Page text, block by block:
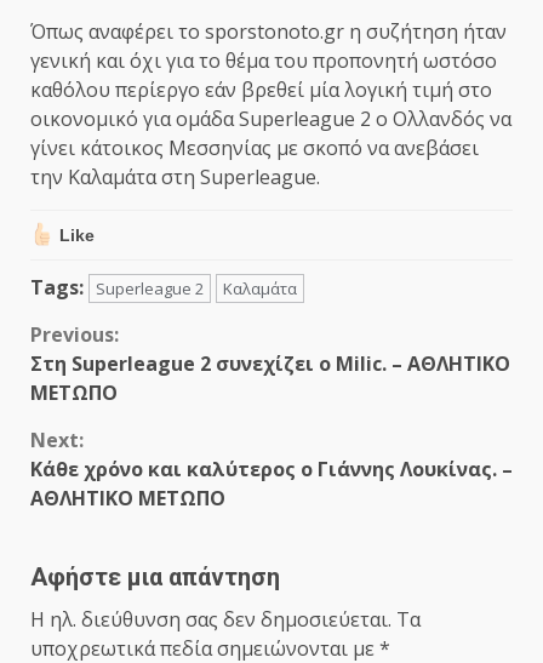
Όπως αναφέρει το sporstonoto.gr η συζήτηση ήταν
γενική και όχι για το θέμα του προπονητή ωστόσο
καθόλου περίεργο εάν βρεθεί μία λογική τιμή στο
οικονομικό για ομάδα Superleague 2 ο Ολλανδός να
γίνει κάτοικος Μεσσηνίας με σκοπό να ανεβάσει
την Καλαμάτα στη Superleague.
Like
Tags: Superleague 2 Καλαμάτα
Continue
Reading
Previous:
Στη Superleague 2 συνεχίζει ο Milic. – ΑΘΛΗΤΙΚΟ
ΜΕΤΩΠΟ
Next:
Κάθε χρόνο και καλύτερος ο Γιάννης Λουκίνας. –
ΑΘΛΗΤΙΚΟ ΜΕΤΩΠΟ
Αφήστε μια απάντηση
Η ηλ. διεύθυνση σας δεν δημοσιεύεται. Τα
υποχρεωτικά πεδία σημειώνονται με *